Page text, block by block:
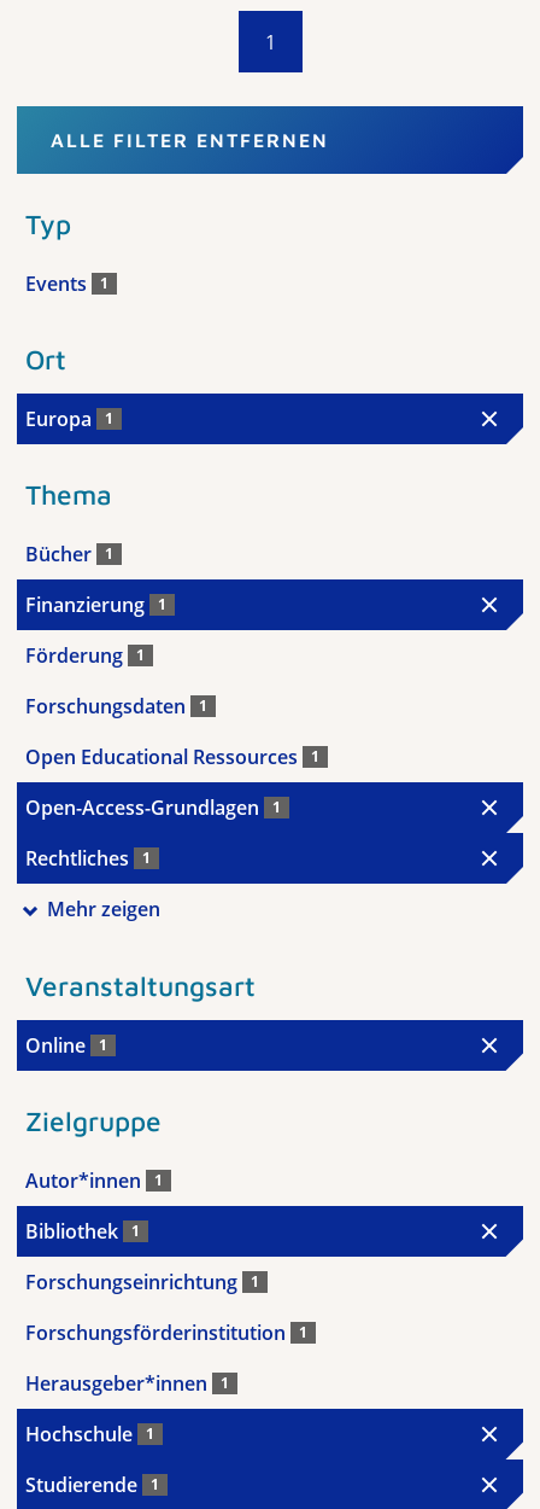
1
ALLE FILTER ENTFERNEN
Typ
Events 1
Ort
Europa 1
Thema
Bücher 1
Finanzierung 1
Förderung 1
Forschungsdaten 1
Open Educational Ressources 1
Open-Access-Grundlagen 1
Rechtliches 1
Mehr zeigen
Veranstaltungsart
Online 1
Zielgruppe
Autor*innen 1
Bibliothek 1
Forschungseinrichtung 1
Forschungsförderinstitution 1
Herausgeber*innen 1
Hochschule 1
Studierende 1